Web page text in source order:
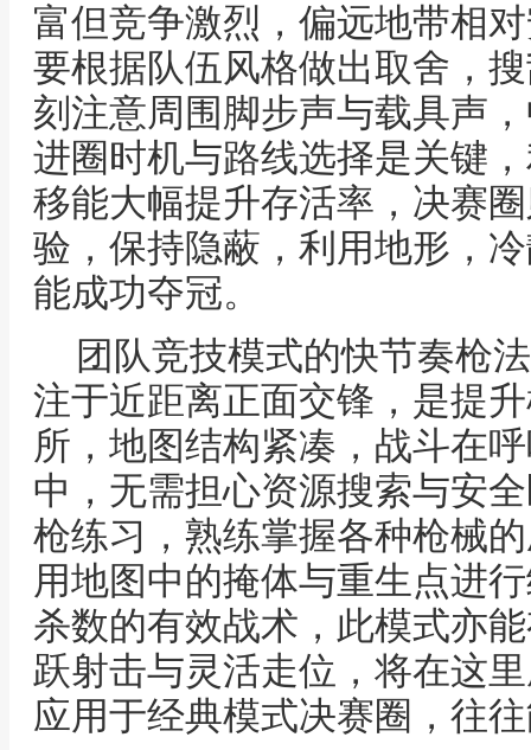
富但竞争激烈，偏远地带相
要根据队伍风格做出取舍，
刻注意周围脚步声与载具声
进圈时机与路线选择是关键
移能大幅提升存活率，决赛
验，保持隐蔽，利用地形，
能成功夺冠。
团队竞技模式的快节奏枪
注于近距离正面交锋，是提
所，地图结构紧凑，战斗在
中，无需担心资源搜索与安
枪练习，熟练掌握各种枪械
用地图中的掩体与重生点进
杀数的有效战术，此模式亦
跃射击与灵活走位，将在这
应用于经典模式决赛圈，往